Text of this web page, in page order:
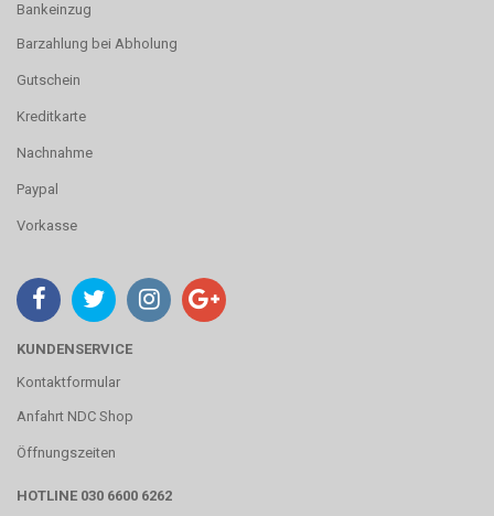
Bankeinzug
Barzahlung bei Abholung
Gutschein
Kreditkarte
Nachnahme
Paypal
Vorkasse
KUNDENSERVICE
Kontaktformular
Anfahrt NDC Shop
Öffnungszeiten
HOTLINE 030 6600 6262